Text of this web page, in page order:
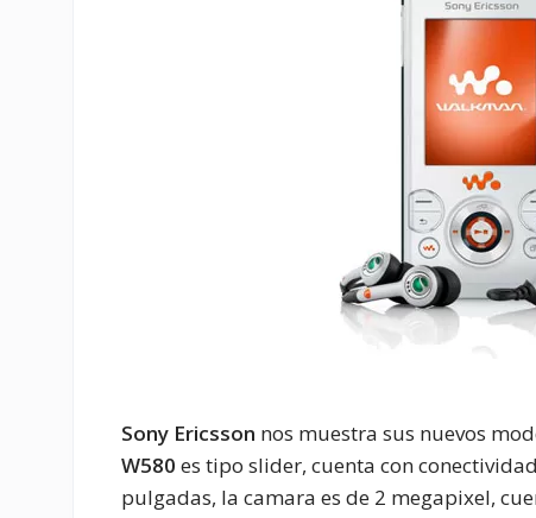
Sony Ericsson nos muestra sus nuevos
W580 es tipo slider, cuenta con
pulgadas, la camara es de 2 megapixel,